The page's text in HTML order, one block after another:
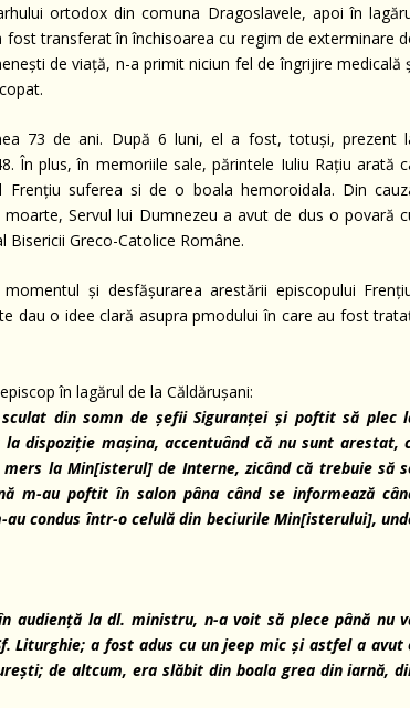
ortodox din comuna Dragoslavele, apoi în
transferat în închisoarea cu regim de exterminare
de viață, n-a primit niciun fel de îngrijire medicală
73 de ani. După 6 luni, el a fost, totuși, prezent
În plus, în memoriile sale, părintele Iuliu Rațiu arată
suferea si de o boala hemoroidala. Din
Servul lui Dumnezeu a avut de dus o povară
Greco-Catolice Române.
și desfășurarea arestării episcopului
dau o idee clară asupra pmodului în care au fost
în lagărul de la Căldărușani:
din somn de șefii Siguranței și poftit să plec
la dispoziție mașina, accentuând că nu sunt arestat,
la Min[isterul] de Interne, zicând că trebuie să
ăm-au poftit în salon pâna cândse informează
condus într-o celulă din beciurile Min[isterului],
audiență la dl. ministru, n-a voit săplece până nu
f.Liturghie; a fost adus cu un jeep micși astfel a avut
ști; de altcum, era slăbit din boala grea din iarnă,